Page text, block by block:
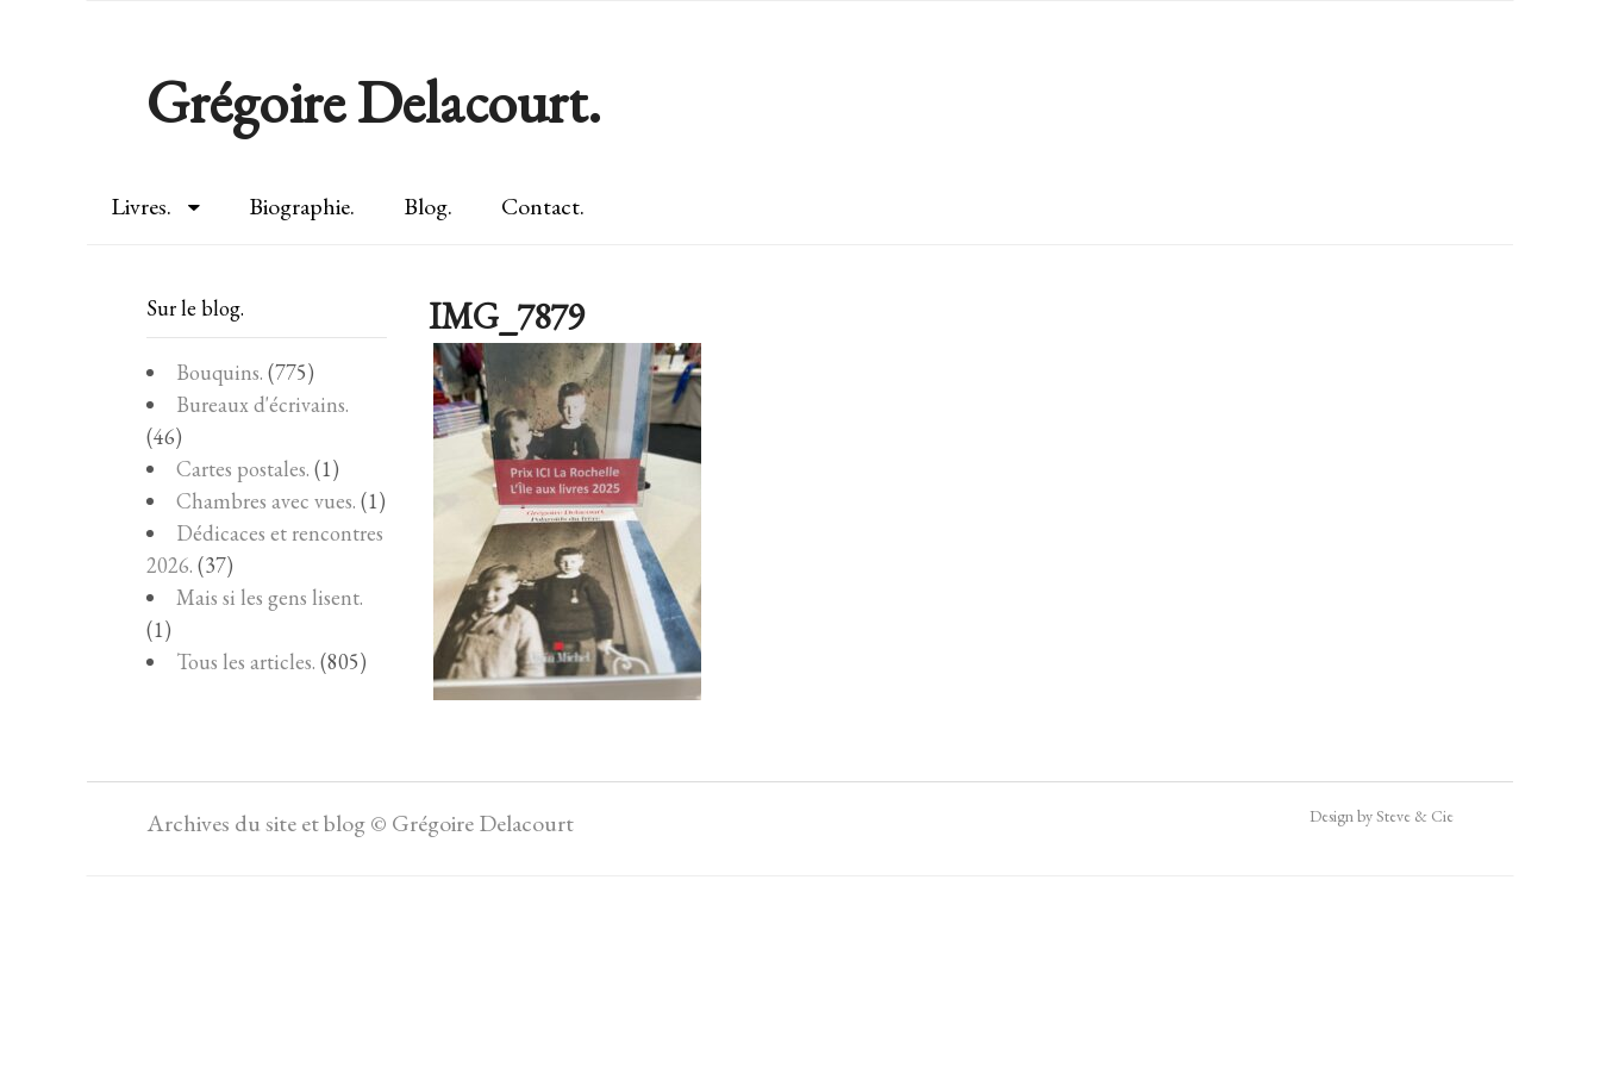
Grégoire Delacourt.
Livres. Biographie. Blog. Contact.
IMG_7879
Sur le blog.
Bouquins. (775)
Bureaux d'écrivains.
(46)
Cartes postales. (1)
Chambres avec vues. (1)
Dédicaces et rencontres
2026. (37)
Mais si les gens lisent.
(1)
Tous les articles. (805)
Archives du site et blog © Grégoire Delacourt Design by Steve & Cie